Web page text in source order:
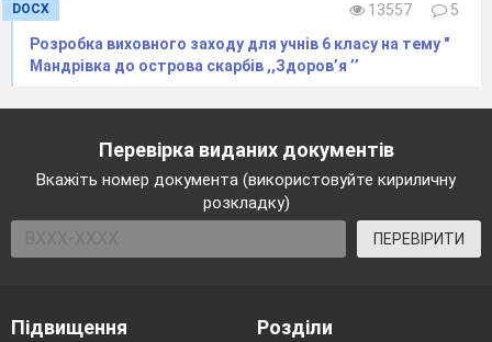
DOCX 13557
5
Розробка виховного заходу для учнів 6 класу на тему "
Мандрівка до острова скарбів ,,Здоров’я ’’
Перевірка виданих документів
Вкажіть номер документа (використовуйте кириличну
розкладку)
ПЕРЕВІРИТИ
Підвищення
Розділи